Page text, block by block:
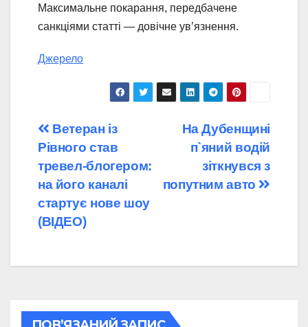
Максимальне покарання, передбачене
санкціями статті — довічне ув’язнення.
Джерело
Навігація
записів
На Дубенщині
п`яний водій
зіткнувся з
попутним авто
Ветеран із
Рівного став
тревел-блогером:
на його каналі
стартує нове шоу
(ВІДЕО)